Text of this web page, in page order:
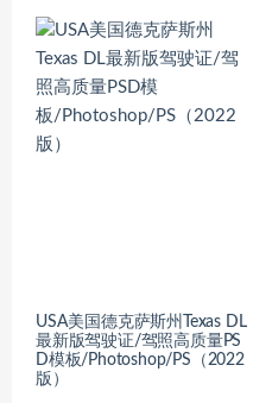
USA美国德克萨斯州Texas DL
最新版驾驶证/驾照高质量PS
D模板/Photoshop/PS（2022
版）